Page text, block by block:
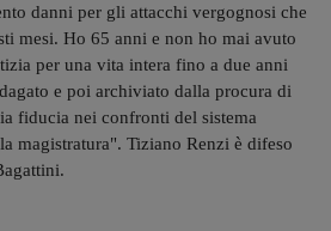
danni per gli attacchi vergognosi che
mesi. Ho 65 anni e non ho mai avuto
per una vita intera fino a due anni
e poi archiviato dalla procura di
fiducia nei confronti del sistema
magistratura". Tiziano Renzi è difeso